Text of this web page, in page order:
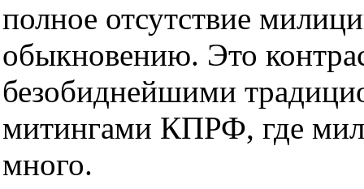
полное отсутствие
обыкновению. Это
безобиднейшими
митингами КПРФ, где
много.